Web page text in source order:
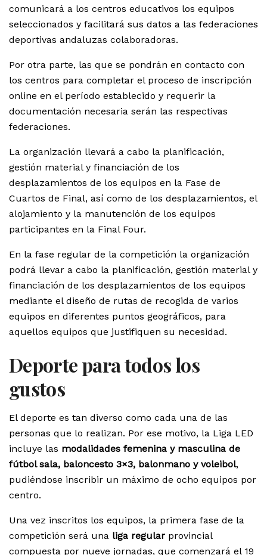
comunicará a los centros educativos los equipos
seleccionados y facilitará sus datos a las federaciones
deportivas andaluzas colaboradoras.
Por otra parte, las que se pondrán en contacto con
los centros para completar el proceso de inscripción
online en el período establecido y requerir la
documentación necesaria serán las respectivas
federaciones.
La organización llevará a cabo la planificación,
gestión material y financiación de los
desplazamientos de los equipos en la Fase de
Cuartos de Final, así como de los desplazamientos, el
alojamiento y la manutención de los equipos
participantes en la Final Four.
En la fase regular de la competición la organización
podrá llevar a cabo la planificación, gestión material y
financiación de los desplazamientos de los equipos
mediante el diseño de rutas de recogida de varios
equipos en diferentes puntos geográficos, para
aquellos equipos que justifiquen su necesidad.
Deporte para todos los
gustos
El deporte es tan diverso como cada una de las
personas que lo realizan. Por ese motivo, la Liga LED
incluye las modalidades femenina y masculina de
fútbol sala, baloncesto 3×3, balonmano y voleibol,
pudiéndose inscribir un máximo de ocho equipos por
centro.
Una vez inscritos los equipos, la primera fase de la
competición será una liga regular provincial
compuesta por nueve jornadas, que comenzará el 19